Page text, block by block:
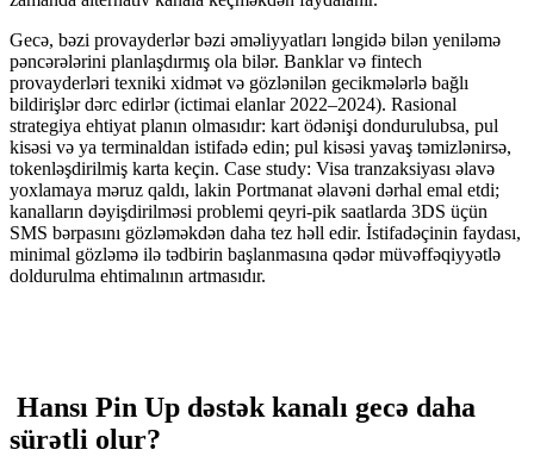
Gecə, bəzi provayderlər bəzi əməliyyatları ləngidə bilən yeniləmə
pəncərələrini planlaşdırmış ola bilər. Banklar və fintech
provayderləri texniki xidmət və gözlənilən gecikmələrlə bağlı
bildirişlər dərc edirlər (ictimai elanlar 2022–2024). Rasional
strategiya ehtiyat planın olmasıdır: kart ödənişi dondurulubsa, pul
kisəsi və ya terminaldan istifadə edin; pul kisəsi yavaş təmizlənirsə,
tokenləşdirilmiş karta keçin. Case study: Visa tranzaksiyası əlavə
yoxlamaya məruz qaldı, lakin Portmanat əlavəni dərhal emal etdi;
kanalların dəyişdirilməsi problemi qeyri-pik saatlarda 3DS üçün
SMS bərpasını gözləməkdən daha tez həll edir. İstifadəçinin faydası,
minimal gözləmə ilə tədbirin başlanmasına qədər müvəffəqiyyətlə
doldurulma ehtimalının artmasıdır.
Hansı Pin Up dəstək kanalı gecə daha
sürətli olur?